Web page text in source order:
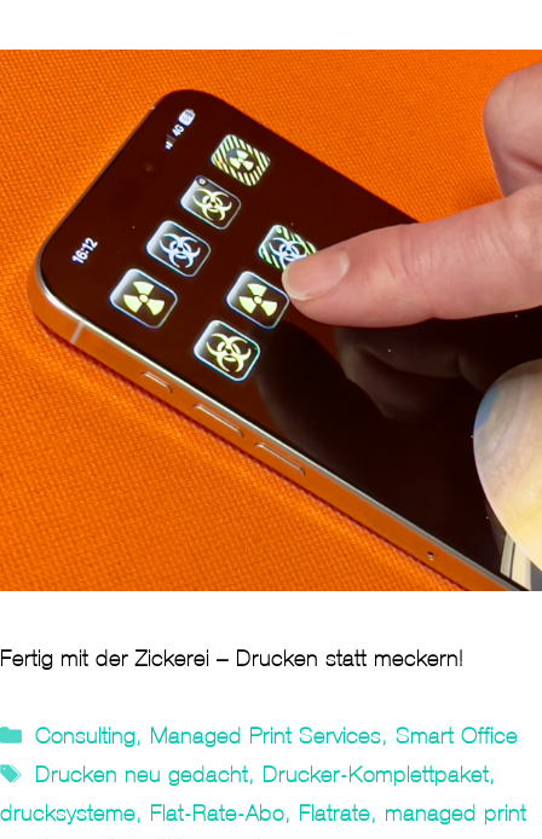
Fertig mit der Zickerei – Drucken statt meckern!
Kategorien
Consulting, Managed Print Services, Smart Office
Tags
Drucken neu gedacht, Drucker-Komplettpaket,
drucksysteme, Flat-Rate-Abo, Flatrate, managed print